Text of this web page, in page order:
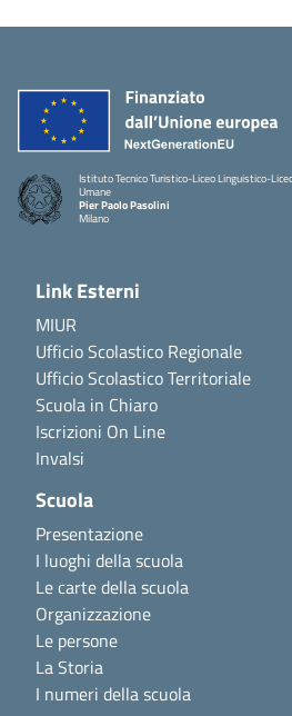
Istituto Tecnico Turistico-Liceo Linguistico-
Umane
Pier Paolo Pasolini
Milano
Link Esterni
MIUR
Ufficio Scolastico Regionale
Ufficio Scolastico Territoriale
Scuola in Chiaro
Iscrizioni On Line
Invalsi
Scuola
Presentazione
I luoghi della scuola
Le carte della scuola
Organizzazione
Le persone
La Storia
I numeri della scuola